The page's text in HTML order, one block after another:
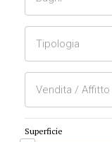
Tipologia
Vendita / Affitto
Superficie